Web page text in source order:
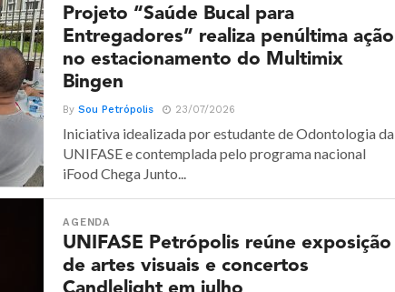
Projeto “Saúde Bucal para
Entregadores” realiza penúltima ação
no estacionamento do Multimix
Bingen
BySou Petrópolis 23/07/2026
Iniciativa idealizada por estudante de Odontologia da
UNIFASE e contemplada pelo programa nacional
iFood Chega Junto...
AGENDA
UNIFASE Petrópolis reúne exposição
de artes visuais e concertos